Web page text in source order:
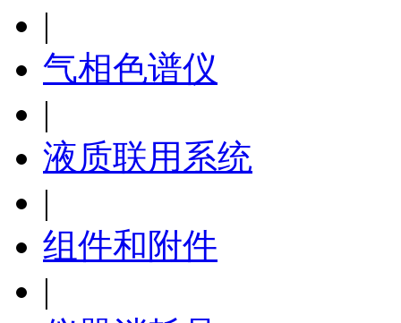
|
气相色谱仪
|
液质联用系统
|
组件和附件
|